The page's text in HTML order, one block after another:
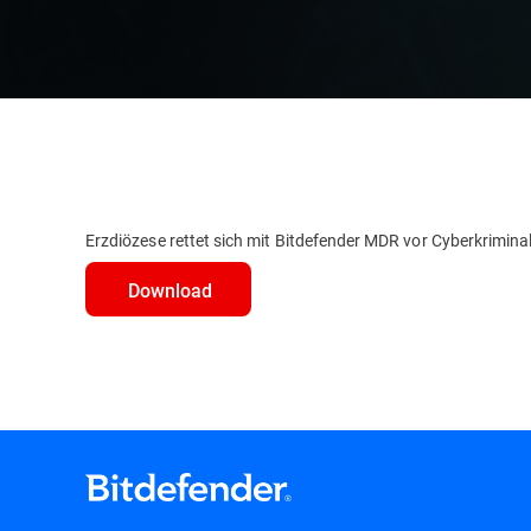
Erzdiözese rettet sich mit Bitdefender MDR vor
Download